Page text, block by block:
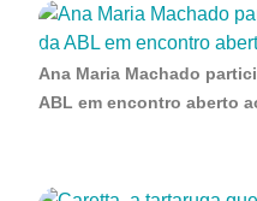
Ana Maria Machado
ABL em encontro aberto